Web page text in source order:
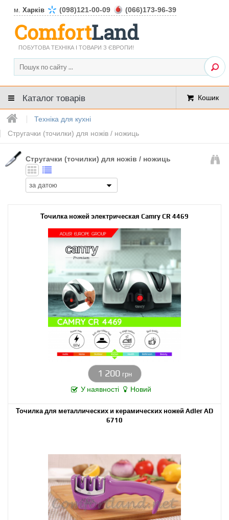
м. Харків (098)121-00-09 (066)173-96-39
ComfortLand
ПОБУТОВА ТЕХНІКА І ТОВАРИ З ЄВРОПИ!
Каталог товарів Кошик
Техніка для кухні
Стругачки (точилки) для ножів / ножиць
Стругачки (точилки) для ножів / ножиць
Точилка ножей электрическая Camry CR 4469
1 200 грн
У наявності Новий
Точилка для металлических и керамических ножей Adler AD
6710